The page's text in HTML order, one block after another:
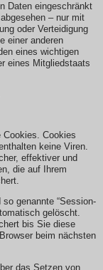
Daten eingeschränkt
– nur mit
oder Verteidigung
einer anderen
eines wichtigen
eines Mitgliedstaats
Cookies. Cookies
keine Viren.
effektiver und
die auf Ihrem
genannte “Session-
gelöscht.
bis Sie diese
beim nächsten
das Setzen von